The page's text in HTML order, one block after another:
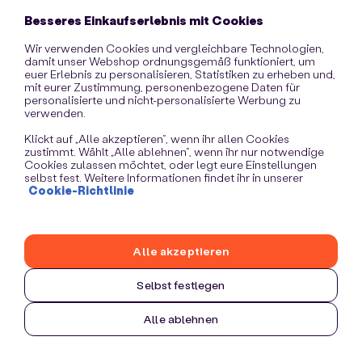
information).
Besseres Einkaufserlebnis mit Cookies
Wir verwenden Cookies und vergleichbare Technologien,
damit unser Webshop ordnungsgemäß funktioniert, um
euer Erlebnis zu personalisieren, Statistiken zu erheben und,
mit eurer Zustimmung, personenbezogene Daten für
personalisierte und nicht-personalisierte Werbung zu
verwenden.
Klickt auf „Alle akzeptieren“, wenn ihr allen Cookies
zustimmt. Wählt „Alle ablehnen“, wenn ihr nur notwendige
Cookies zulassen möchtet, oder legt eure Einstellungen
selbst fest. Weitere Informationen findet ihr in unserer
Cookie-Richtlinie
Selbst festlegen
Alle ablehnen
Alle akzeptieren